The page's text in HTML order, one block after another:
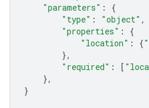
"parameters" :
{
"type" : "object" ,
"properties" :
{
"location" : {
},
"required" : [
},
}